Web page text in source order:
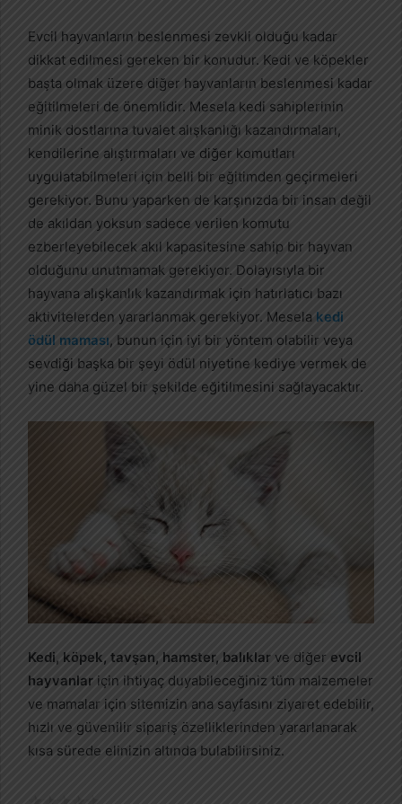
Evcil hayvanların beslenmesi zevkli olduğu kadar
dikkat edilmesi gereken bir konudur. Kedi ve köpekler
başta olmak üzere diğer hayvanların beslenmesi kadar
eğitilmeleri de önemlidir. Mesela kedi sahiplerinin
minik dostlarına tuvalet alışkanlığı kazandırmaları,
kendilerine alıştırmaları ve diğer komutları
uygulatabilmeleri için belli bir eğitimden geçirmeleri
gerekiyor. Bunu yaparken de karşınızda bir insan değil
de akıldan yoksun sadece verilen komutu
ezberleyebilecek akıl kapasitesine sahip bir hayvan
olduğunu unutmamak gerekiyor. Dolayısıyla bir
hayvana alışkanlık kazandırmak için hatırlatıcı bazı
aktivitelerden yararlanmak gerekiyor. Mesela kedi
ödül maması, bunun için iyi bir yöntem olabilir veya
sevdiği başka bir şeyi ödül niyetine kediye vermek de
yine daha güzel bir şekilde eğitilmesini sağlayacaktır.
Kedi, köpek, tavşan, hamster, balıklar ve diğer evcil
hayvanlar için ihtiyaç duyabileceğiniz tüm malzemeler
ve mamalar için sitemizin ana sayfasını ziyaret edebilir,
hızlı ve güvenilir sipariş özelliklerinden yararlanarak
kısa sürede elinizin altında bulabilirsiniz.